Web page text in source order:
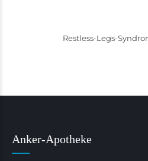
Restless-Legs-
Anker-Apotheke